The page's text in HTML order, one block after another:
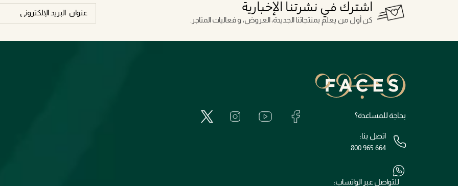
اشترك في نشرتنا الإخبارية
كن أول من يعلم بمنتجاتنا الجديدة، العروض، و فعاليات المتاجر.
بحاجة للمساعدة؟
اتصل بنا:
800 965 664
للتواصل عبر الواتساب: